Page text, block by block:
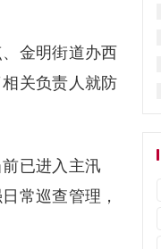
金明街道办西
关负责人就防
已进入主汛
常巡查管理，